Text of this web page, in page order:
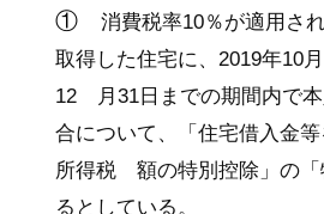
①
消費税率10％が適用さ
取得した住宅に、2019年10
12 月31日までの期間内で
合について、「住宅借入金
所得税 額の特別控除」の「
るとしている。